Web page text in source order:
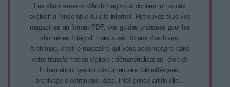
Les abonnements d'Archimag vous donnent un accès
exclusif à l'ensemble du site internet. Retrouvez tous vos
magazines au format PDF, vos guides pratiques pour les
abonné·es Intégral, mais aussi 10 ans d'archives.
Archimag, c'est le magazine qui vous accompagne dans
votre transformation digitale : dématérialisation, droit de
l'information, gestion documentaire, bibliothèques,
archivage électronique, data, intelligence artificielle...